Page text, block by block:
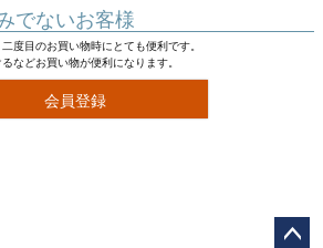
でないお客様
度目のお買い物時にとても便利です。
などお買い物が便利になります。
会員登録